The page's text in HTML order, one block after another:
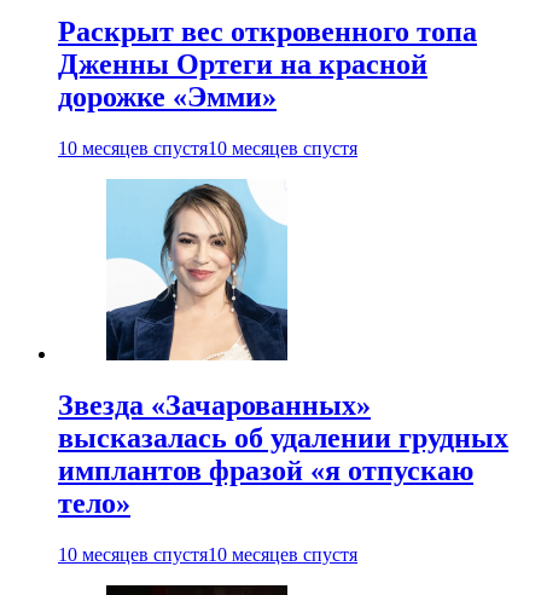
Раскрыт вес откровенного топа
Дженны Ортеги на красной
дорожке «Эмми»
10 месяцев спустя10 месяцев спустя
Звезда «Зачарованных»
высказалась об удалении грудных
имплантов фразой «я отпускаю
тело»
10 месяцев спустя10 месяцев спустя